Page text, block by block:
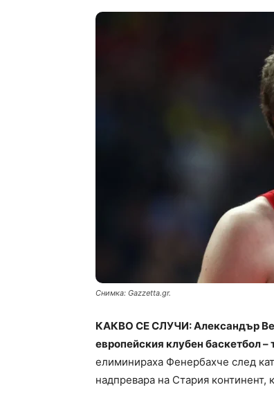
Снимка: Gazzetta.gr.
КАКВО СЕ СЛУЧИ: Александър
европейския клубен баскетбол –
елиминираха Фенербахче след
надпревара на Стария континент,